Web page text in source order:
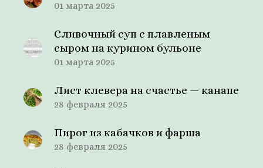
01 марта 2025
Сливочный суп с плавленым
сыром на курином бульоне
01 марта 2025
Лист клевера на счастье — канапе
28 февраля 2025
Пирог из кабачков и фарша
28 февраля 2025